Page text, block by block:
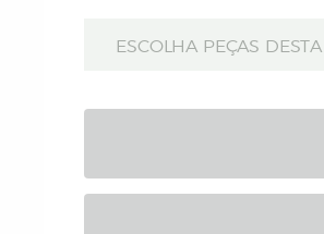
ESCOLHA PEÇAS